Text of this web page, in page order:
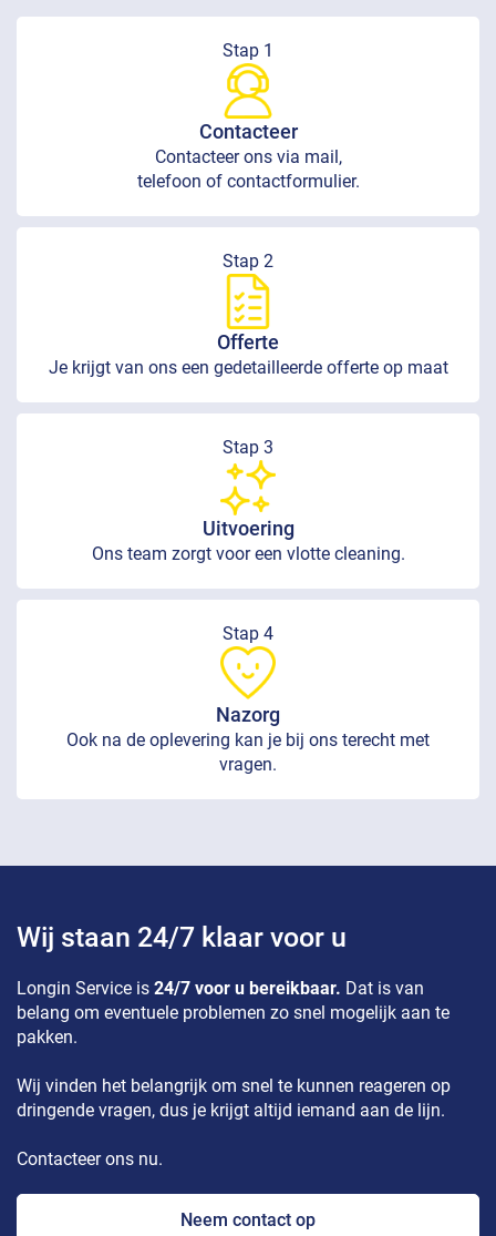
Stap 1
Contacteer
Contacteer ons via mail,
telefoon of contactformulier.
Stap 2
Offerte
Je krijgt van ons een gedetailleerde offerte op maat
Stap 3
Uitvoering
Ons team zorgt voor een vlotte cleaning.
Stap 4
Nazorg
Ook na de oplevering kan je bij ons terecht met
vragen.
Wij staan 24/7 klaar voor u
Longin Service is 24/7 voor u bereikbaar. Dat is van
belang om eventuele problemen zo snel mogelijk aan te
pakken.
Wij vinden het belangrijk om snel te kunnen reageren op
dringende vragen, dus je krijgt altijd iemand aan de lijn.
Contacteer ons nu.
Neem contact op